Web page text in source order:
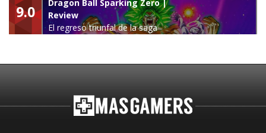
9.0
Dragon Ball Sparking Zero |
Review
El regreso triunfal de la saga